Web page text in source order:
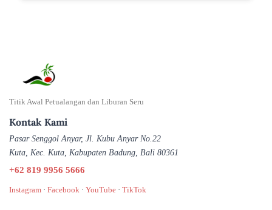
Titik Awal Petualangan dan Liburan Seru
Kontak Kami
Pasar Senggol Anyar, Jl. Kubu Anyar No.22
Kuta, Kec. Kuta, Kabupaten Badung, Bali 80361
+62 819 9956 5666
Instagram · Facebook · YouTube · TikTok